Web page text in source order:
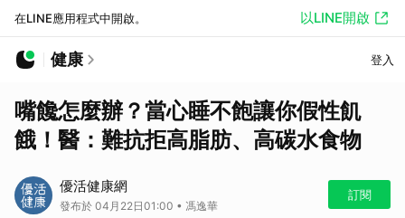
在LINE應用程式中開啟。 以LINE開啟
健康 登入
嘴饞怎麼辦？當心睡不飽讓你假性飢
餓！醫：難抗拒高脂肪、高碳水食物
優活健康網
發布於 04月22日01:00 • 馮逸華
訂閱